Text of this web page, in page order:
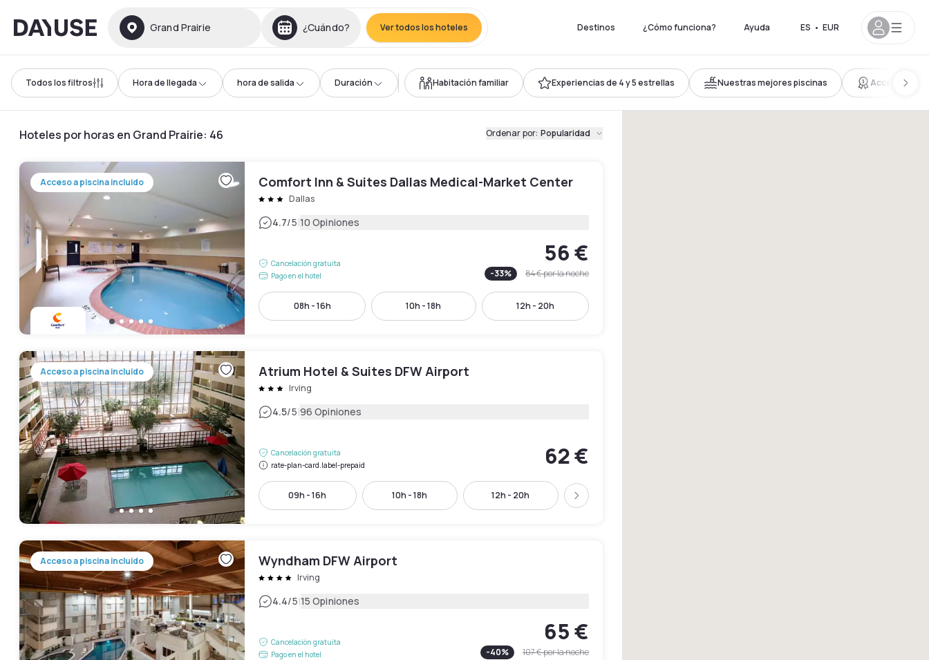
Dayuse Grand Prairie ¿Cuándo? Ver todos los hoteles Destinos ¿Cómo funciona? Ayuda ES • EUR
Todos los filtros Hora de llegada hora de salida Duración Habitación familiar Experiencias de 4 y 5 estrellas Nuestras mejores piscinas Acceso al
Hoteles por horas en Grand Prairie: 46 Ordenar por: Popularidad
Acceso a piscina incluido Comfort Inn & Suites Dallas Medical-Market Center
Dallas
4.7/5|10 Opiniones
Cancelación gratuita
Pago en el hotel
56 €
-33% 84 €por la noche
08h - 16h 10h - 18h 12h - 20h
Acceso a piscina incluido Atrium Hotel & Suites DFW Airport
Irving
4.5/5|96 Opiniones
Cancelación gratuita
rate-plan-card.label-prepaid
62 €
09h - 16h 10h - 18h 12h - 20h Siguiente
Acceso a piscina incluido Wyndham DFW Airport
Irving
4.4/5|15 Opiniones
Cancelación gratuita
Pago en el hotel
65 €
-40% 107 €por la noche